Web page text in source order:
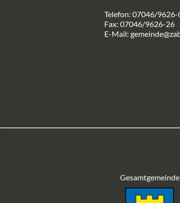
Telefon: 07046/9626-
Fax: 07046/9626-26
E-Mail:
Gesamtgemeinde